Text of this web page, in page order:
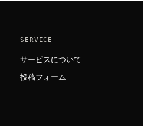
SERVICE
サービスについて
投稿フォーム